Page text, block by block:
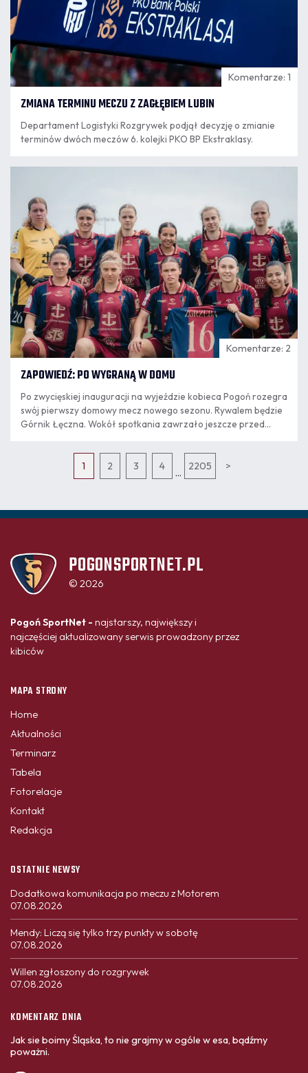
Komentarze: 1
ZMIANA TERMINU MECZU Z ZAGŁĘBIEM LUBIN
Departament Logistyki Rozgrywek podjął decyzję o zmianie
terminów dwóch meczów 6. kolejki PKO BP Ekstraklasy.
Komentarze: 2
ZAPOWIEDŹ: PO WYGRANĄ W DOMU
Po zwycięskiej inauguracji na wyjeździe kobieca Pogoń rozegra
swój pierwszy domowy mecz nowego sezonu. Rywalem będzie
Górnik Łęczna. Wokół spotkania zawrzało jeszcze przed
zaplanowano transmisję w TVP Sport.
1
2 3 4
...
2205 >
POGONSPORTNET.PL
© 2026
Pogoń SportNet - najstarszy, największy i
najczęściej aktualizowany serwis prowadzony przez
kibiców
MAPA STRONY
Home
Aktualności
Terminarz
Tabela
Fotorelacje
Kontakt
Redakcja
OSTATNIE NEWSY
Dodatkowa komunikacja po meczu z Motorem
07.08.2026
Mendy: Liczą się tylko trzy punkty w sobotę
07.08.2026
Willen zgłoszony do rozgrywek
07.08.2026
KOMENTARZ DNIA
Jak sie boimy Śląska, to nie grajmy w ogóle w esa, bądźmy
poważni.